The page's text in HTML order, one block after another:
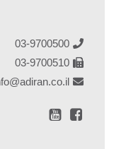
03-9700500
03-9700510